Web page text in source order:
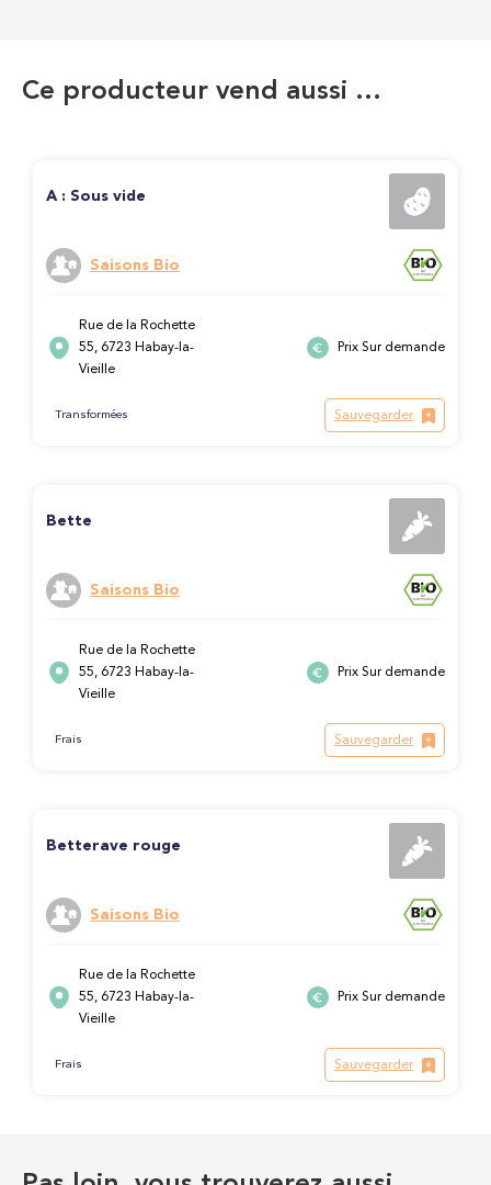
Ce producteur vend aussi …
A : Sous vide
Saisons Bio
Rue de la Rochette
55, 6723 Habay-la-
Vieille
Prix Sur demande
Transformées Sauvegarder
Bette
Saisons Bio
Rue de la Rochette
55, 6723 Habay-la-
Vieille
Prix Sur demande
Frais Sauvegarder
Betterave rouge
Saisons Bio
Rue de la Rochette
55, 6723 Habay-la-
Vieille
Prix Sur demande
Frais Sauvegarder